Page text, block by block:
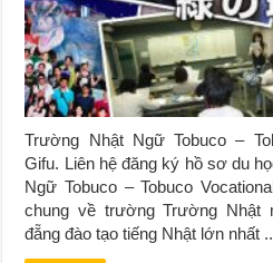
Trường Nhật Ngữ Tobuco –
Gifu. Liên hệ đăng ký hồ sơ du
Ngữ Tobuco – Tobuco
chung về trường Trường Nhật
đẵng đào tạo tiếng Nhật lớn nhất